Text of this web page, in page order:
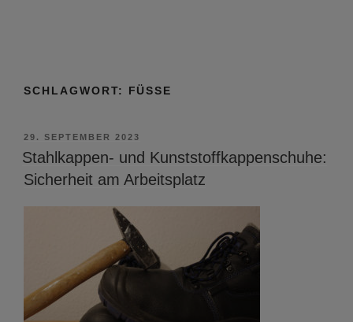
SCHLAGWORT: FÜSSE
VERÖFFENTLICHT
AM
29. SEPTEMBER 2023
Stahlkappen- und Kunststoffkappenschuhe:
Sicherheit am Arbeitsplatz